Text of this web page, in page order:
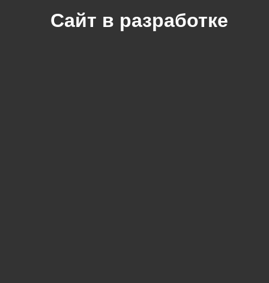
Сайт в разработке